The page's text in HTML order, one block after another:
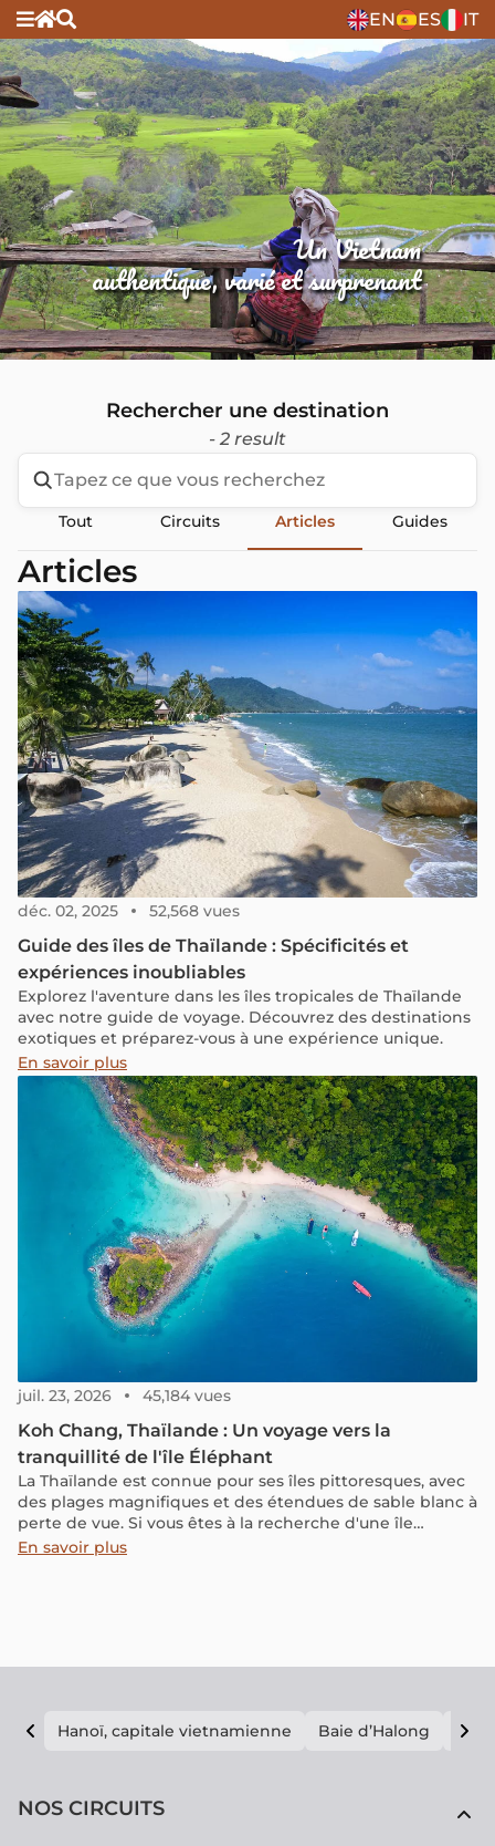
EN ES IT
Un Vietnam
authentique, varié et surprenant
Rechercher une destination
- 2 result
Tout Circuits Articles Guides
Articles
déc. 02, 2025 52,568 vues
Guide des îles de Thaïlande : Spécificités et
expériences inoubliables
Explorez l'aventure dans les îles tropicales de Thaïlande
avec notre guide de voyage. Découvrez des destinations
exotiques et préparez-vous à une expérience unique.
En savoir plus
juil. 23, 2026 45,184 vues
Koh Chang, Thaïlande : Un voyage vers la
tranquillité de l'île Éléphant
La Thaïlande est connue pour ses îles pittoresques, avec
des plages magnifiques et des étendues de sable blanc à
perte de vue. Si vous êtes à la recherche d'une île
paisible, moins touristique et plus authentique, Koh
prochain voyage.
En savoir plus
Hanoï, capitale vietnamienne Baie d’Halong E
NOS CIRCUITS